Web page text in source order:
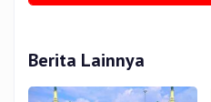
Berita Lainnya